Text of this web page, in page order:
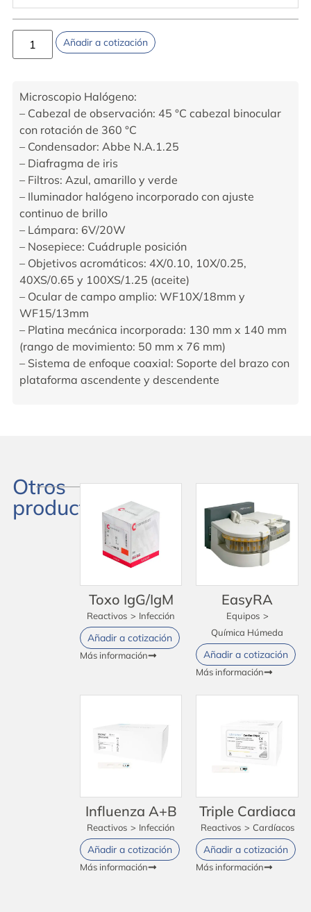
Añadir a cotización
Microscopio Halógeno:
– Cabezal de observación: 45 °C cabezal binocular
con rotación de 360 °C
– Condensador: Abbe N.A.1.25
– Diafragma de iris
– Filtros: Azul, amarillo y verde
– Iluminador halógeno incorporado con ajuste
continuo de brillo
– Lámpara: 6V/20W
– Nosepiece: Cuádruple posición
– Objetivos acromáticos: 4X/0.10, 10X/0.25,
40XS/0.65 y 100XS/1.25 (aceite)
– Ocular de campo amplio: WF10X/18mm y
WF15/13mm
– Platina mecánica incorporada: 130 mm x 140 mm
(rango de movimiento: 50 mm x 76 mm)
– Sistema de enfoque coaxial: Soporte del brazo con
plataforma ascendente y descendente
Otros
productos
Toxo IgG/IgM
Reactivos > Infección
Añadir a cotización
Más información
EasyRA
Equipos >
Química Húmeda
Añadir a cotización
Más información
Influenza A+B
Reactivos > Infección
Añadir a cotización
Más información
Triple Cardiaca
Reactivos > Cardíacos
Añadir a cotización
Más información